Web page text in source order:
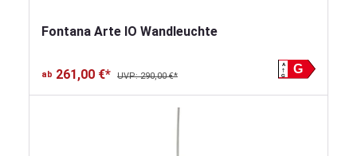
Fontana Arte IO Wandleuchte
ab 261,00 €* UVP: 290,00 €*
G
A
G